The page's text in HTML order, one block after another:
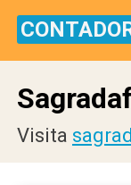
Visita